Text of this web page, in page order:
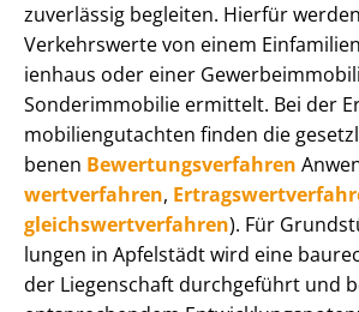
zuverlässig begleiten. Hierfür
Verkehrswerte von einem
i­en­haus oder einer
Sonderimmobilie ermittelt. Bei der
mo­bi­li­en­gut­ach­ten finden die
be­nen Be­wer­tungs­ver­fah­ren
wert­ver­fah­ren,
gleichs­wert­ver­fah­ren). Für
lun­gen in Apfelstädt wird eine
der Liegenschaft durchgeführt und